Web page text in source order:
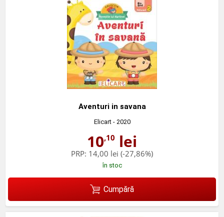
Aventuri in savana
Elicart- 2020
10,10 lei
PRP: 14,00 lei (-27,86%)
în stoc
Cumpără